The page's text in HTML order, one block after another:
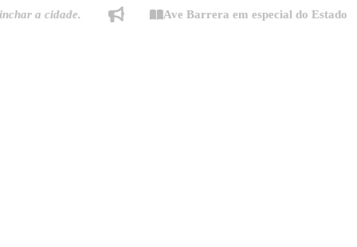
cidade. Ave Barrera em especial do Estado de